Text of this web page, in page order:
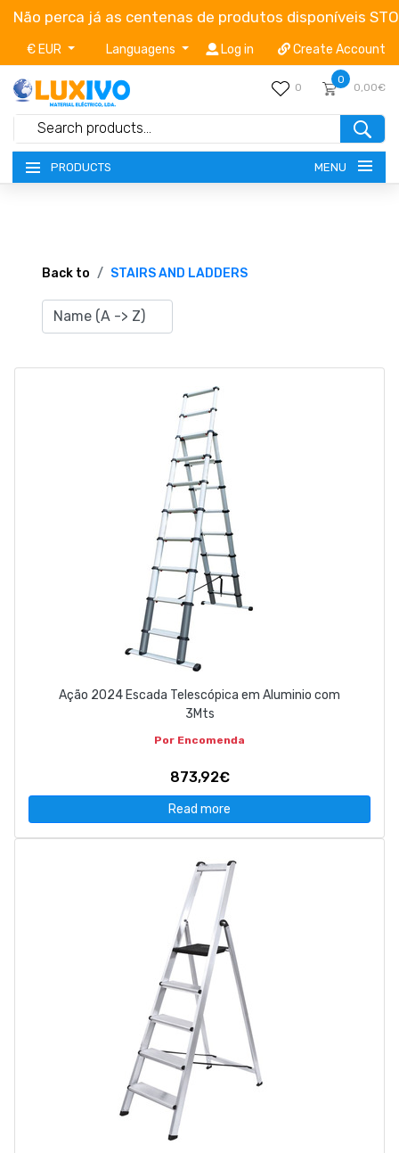
Não perca já as centenas de produtos disponíveis
€ EUR Languagens Log in Create Account
0
0
0,00€
PRODUCTS MENU
TERMS OF SERVICE
CATALOGUES
geral@luxivo.pt
Back to STAIRS AND LADDERS
Ação 2024 Escada Telescópica em Aluminio com
3Mts
Por Encomenda
873,92€
Read more